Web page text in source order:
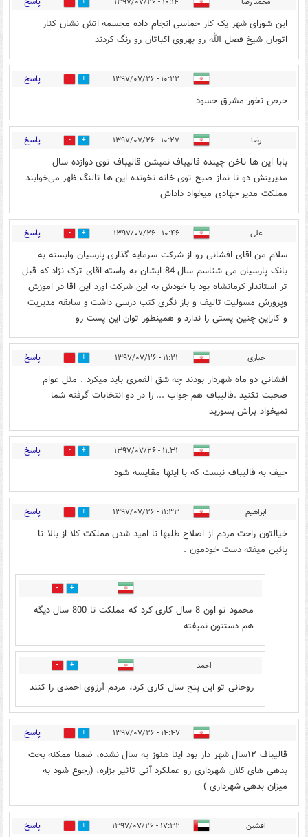
8
این شورای شهر یک کار حماسی انجام داده مجسمه اتش نشان کنار
اتوبان شیخ فصل الله رو بهروی اکباتان رو رنگ کردند
۱۰:۲۲ - ۱۳۹۷/۰۷/۲۶ 3 پاسخ
حرص نخور مشرق حسود
رضا ۱۰:۲۷ - ۱۳۹۷/۰۷/۲۶ 17 پاسخ
بابا این ها ناخن چینده قالیباف نمیشن قالیباف توی دوازده سال
مدیریتش دو تا نماز صبح توی خانه نخونده این ها تالنگ ظهر می‌خوابند
مملکت مدیر جهادی میخواد داداش
علی ۱۰:۴۶ - ۱۳۹۷/۰۷/۲۶ 6 پاسخ
سلام من اقای افشانی رو از شرکت سرمایه گذاری پارسیان وابسته به
بانک پارسیان می شناسم سال 84 ایشان به واسته اقای ترک نژاد که قبل
تر استاندار کرمانشاه بود با خودش به این شرکت اورد این اقا در اموزش
وپرورش مسولیت تالیف و باز نگری کتب درسی داشت و سابقه مدیریت
و کاراین چنین پستی را ندارد و همینطور توان این پست رو
جباری ۱۱:۲۱ - ۱۳۹۷/۰۷/۲۶ 1 پاسخ
افشانی دو ماه شهردار بودند چه شق القمری باید میکرد . مثل عوام
صحبت نکنید .قالیباف هم جواب ... را در دو انتخابات گرفته شما
نمیخواد براش بسوزید
۱۱:۳۱ - ۱۳۹۷/۰۷/۲۶ 12 پاسخ
حیف به قالیباف نیست که با اینها مقایسه شود
ابراهیم ۱۱:۳۳ - ۱۳۹۷/۰۷/۲۶ 8 پاسخ
خیالتون راحت مردم از اصلاح طلبها نا امید شدن مملکت کلا از بالا تا
پائین میفته دست خودمون .
2
محمود تو اون 8 سال کاری کرد که مملکت تا 800 سال دیگه
هم دستتون نمیفته
احمد 7
روحانی تو این پنج سال کاری کرد، مردم آرزوی احمدی را کنند
۱۴:۴۷ - ۱۳۹۷/۰۷/۲۶ 8 پاسخ
قالیباف ۱۲سال شهر دار بود اینا هنوز یه سال نشده، ضمنا ممکنه بحث
بدهی های کلان شهرداری رو عملکرد آتی تاثیر بزاره، (رجوع شود به
میزان بدهی شهرداری )
افشین ۱۷:۳۲ - ۱۳۹۷/۰۷/۲۶ 10 پاسخ